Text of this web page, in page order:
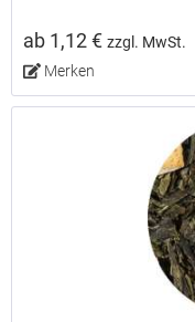
ab 1,12 €zzgl. MwSt.
Merken